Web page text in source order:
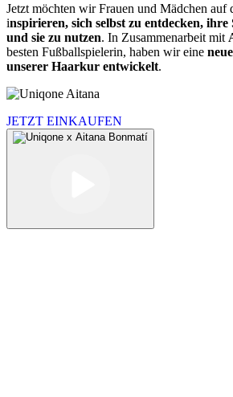
Jetzt möchten wir Frauen und Mädchen auf
inspirieren, sich selbst zu entdecken,
und sie zu nutzen. In Zusammenarbeit mit
besten Fußballspielerin, haben wir eine
unserer Haarkur entwickelt.
JETZT EINKAUFEN